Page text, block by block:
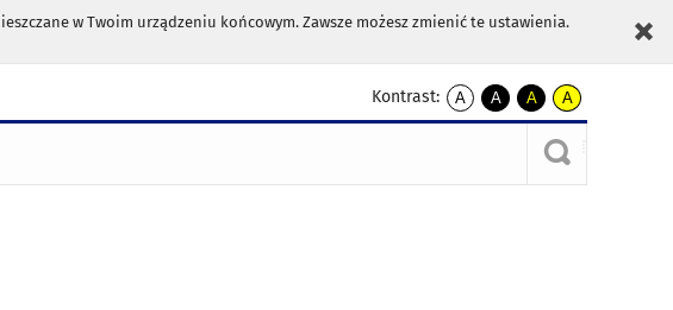
w Twoim urządzeniu końcowym. Zawsze możesz zmienić te ustawienia.
Kontrast:
A
kontrast
A
kontrast
czarnym
A
kontrast
żółty
tekst
czarnym
A
kontrast
czarny
tekst
żółtym